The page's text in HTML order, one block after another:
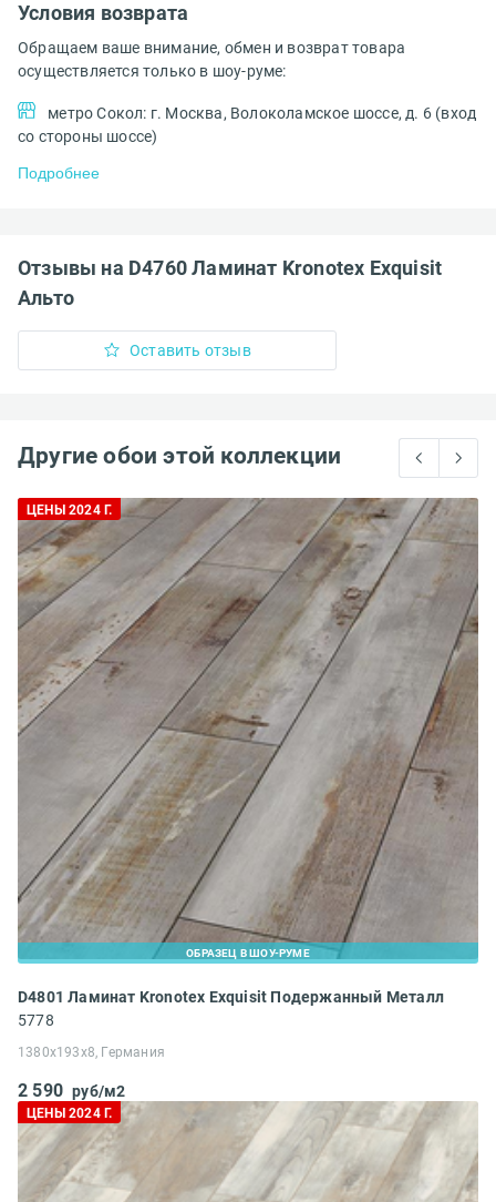
Условия возврата
Обращаем ваше внимание, обмен и возврат товара
осуществляется только в шоу-руме:
метро Сокол: г. Москва, Волоколамское шоссе, д. 6 (вход
со стороны шоссе)
Подробнее
Отзывы на D4760 Ламинат Kronotex Exquisit
Альто
Оставить отзыв
Другие обои этой коллекции
ОБРАЗЕЦ В ШОУ-РУМЕ
ЦЕНЫ 2024 Г.
D4801 Ламинат Kronotex Exquisit Подержанный Металл
5778
1380x193x8, Германия
2 590 руб/м2
ЦЕНЫ 2024 Г.